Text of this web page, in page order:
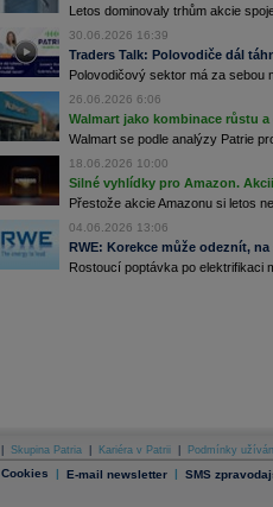
Letos dominovaly trhům akcie
30.06.2026 16:39
Traders Talk: Polovodiče dál
Polovodičový sektor má za sebou
26.06.2026 6:06
Walmart jako kombinace růstu
Walmart se podle analýzy Patrie
18.06.2026 10:00
Silné vyhlídky pro Amazon.
Přestože akcie Amazonu si letos
04.06.2026 13:06
RWE: Korekce může odeznít,
Rostoucí poptávka po elektrifikaci
Skupina Patria Kariéra v Patrii Podmínky
Cookies | E-mail newsletter | SMS